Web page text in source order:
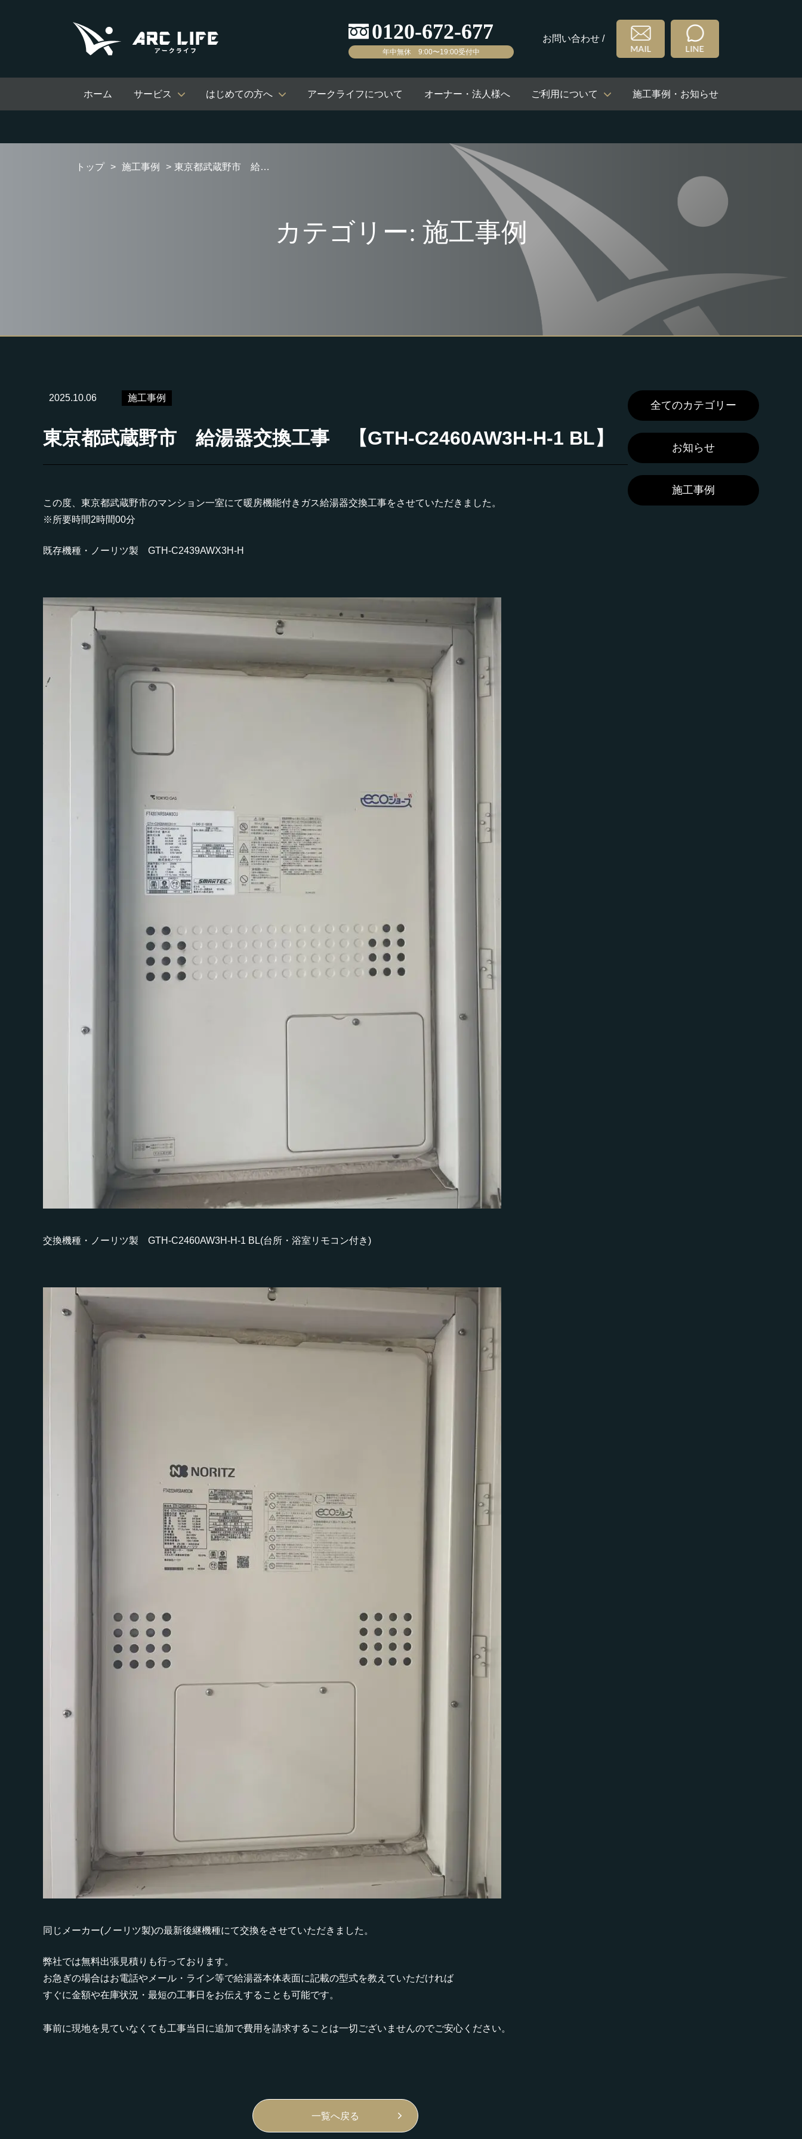
年中無休 9:00〜19:00受付中
お問い合わせ /
ホーム サービス はじめての方へ アークライフについて オーナー・法人様へ ご利用について 施工事例・お知らせ
トップ 施工事例 東京都武蔵野市 給湯器交換工事 【GTH-C2460AW3H-H-1 BL】
カテゴリー: 施工事例
2025.10.06 施工事例
東京都武蔵野市 給湯器交換工事 【GTH-C2460AW3H-H-1 BL】
この度、東京都武蔵野市のマンション一室にて暖房機能付きガス給湯器交換工事をさせていただきました。
※所要時間2時間00分
既存機種・ノーリツ製 GTH-C2439AWX3H-H
交換機種・ノーリツ製 GTH-C2460AW3H-H-1 BL(台所・浴室リモコン付き)
同じメーカー(ノーリツ製)の最新後継機種にて交換をさせていただきました。
弊社では無料出張見積りも行っております。
お急ぎの場合はお電話やメール・ライン等で給湯器本体表面に記載の型式を教えていただければ
すぐに金額や在庫状況・最短の工事日をお伝えすることも可能です。
事前に現地を見ていなくても工事当日に追加で費用を請求することは一切ございませんのでご安心ください。
一覧へ戻る
全てのカテゴリー
お知らせ
施工事例